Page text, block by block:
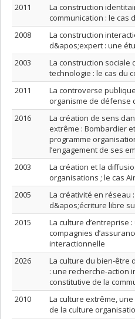
2011
La construction
communication : le cas
2008
La construction
d&apos;expert : une
2003
La construction sociale
technologie : le cas du
2011
La controverse
organisme de défense
2016
La création de sens
extrême : Bombardier
programme
l’engagement de ses
2003
La création et la
organisations ; le cas
2005
La créativité en réseau
d&apos;écriture libre
2015
La culture d’entreprise
compagnies
interactionnelle
2026
La culture du bien-être
: une recherche-action
constitutive de la
2010
La culture extrême,
de la culture